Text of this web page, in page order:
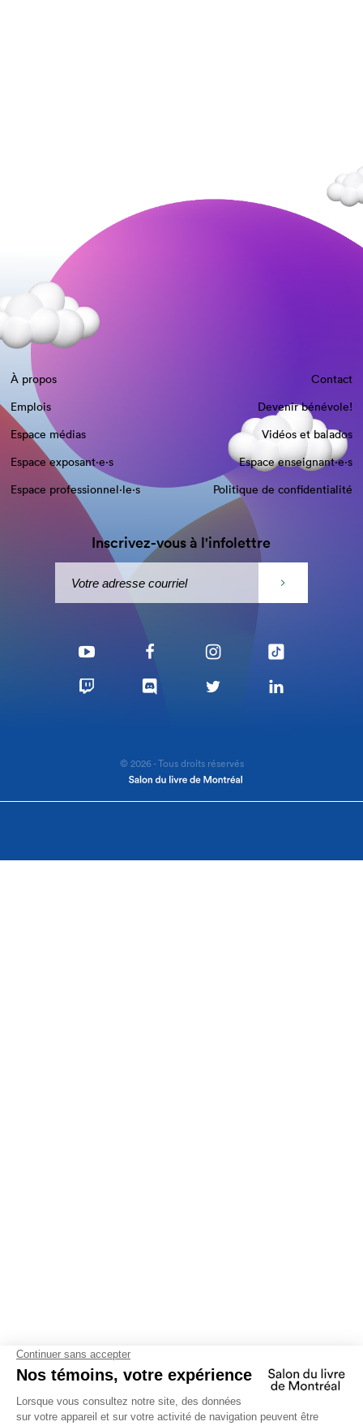
À propos
Contact
Emplois
Devenir bénévole!
Espace médias
Vidéos et balados
Espace exposant·e⋅s
Espace enseignant·e⋅s
Espace professionnel·le⋅s
Politique de confidentialité
Inscrivez-vous à l'infolettre
© 2026 - Tous droits réservés